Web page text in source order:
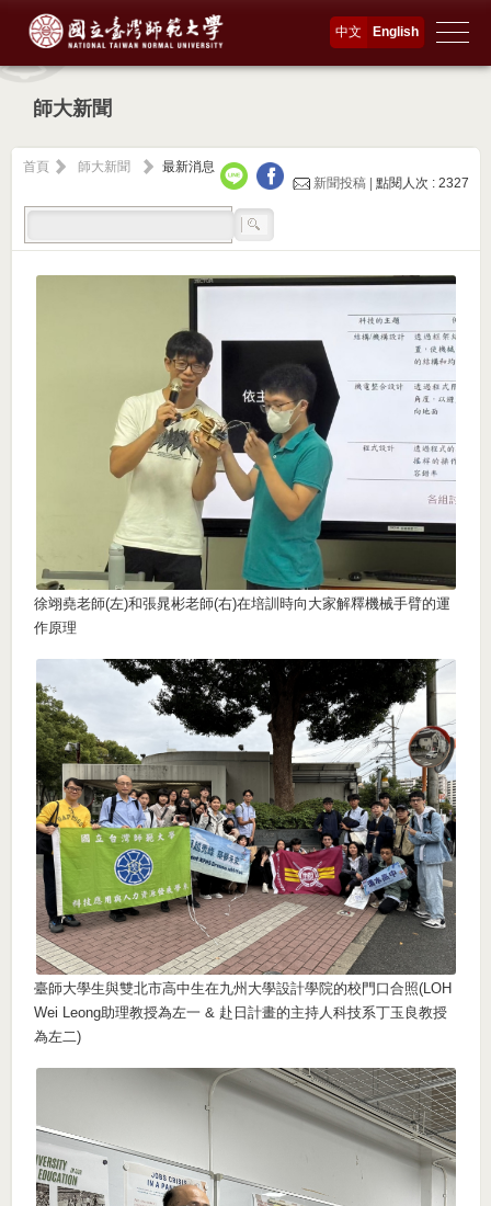
English
中文
師大新聞
首頁 師大新聞
最新消息
新聞投稿 |點閱人次 : 2327
徐翊堯老師(左)和張晁彬老師(右)在培訓時向大家解釋機械手臂的運
作原理
臺師大學生與雙北市高中生在九州大學設計學院的校門口合照(LOH
Wei Leong助理教授為左一 & 赴日計畫的主持人科技系丁玉良教授
為左二)